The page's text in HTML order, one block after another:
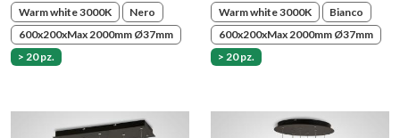
Warm white 3000K
Nero
600x200xMax 2000mm Ø37mm
> 20 pz.
Warm white 3000K
Bianco
600x200xMax 2000mm Ø37mm
> 20 pz.